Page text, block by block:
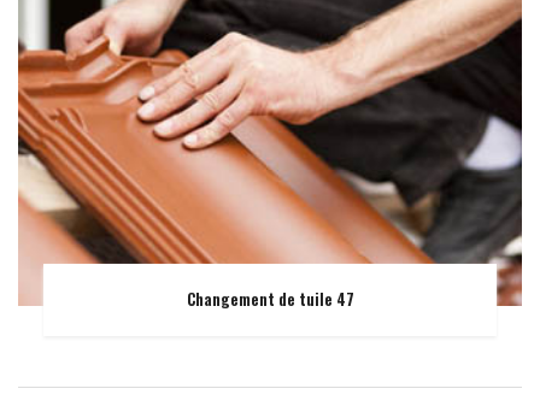
Changement de tuile 47